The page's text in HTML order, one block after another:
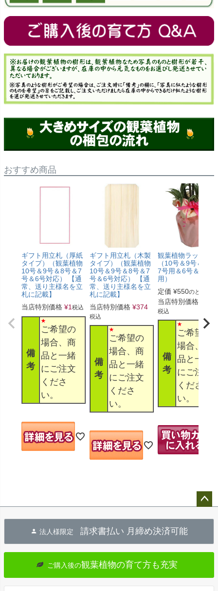
おすすめ商品
ギフト用立札（厚紙
タイプ）（観葉植物
10号＆9号＆8号＆7
号＆6号対応） 【通
常、送り主様名を立
札に記載】
当店特別価格 ¥1 税込
備
考
ご希望の
場合、商
品と一緒
にご注文
くださ
い。
ギフト用立札（木製
タイプ）（観葉植物
10号＆9号＆8号＆7
号＆6号対応） 【通
常、送り主様名を立
札に記載】
当店特別価格 ¥374
税込
備
考
ご希望の
場合、商
品と一緒
にご注文
くださ
い。
観葉植物ラッピン
（10号＆9号＆8号
7号用＆6号＆5号
用）
定価 ¥550のところ
当店特別価格
税込
備
考
ご希望の
場合、商
品と一緒
にご注文
くださ
い。
へ
法人様限定 請求書払い 月締め決済可能
ご購入後の観葉植物の育て方も充実